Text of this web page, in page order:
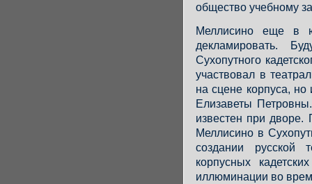
общество учебному
Меллисино еще в
декламировать.
Сухопутного
участвовал в
на сцене корпуса,
Елизаветы
известен при
Меллисино в
создании русской
корпусных
иллюминации во